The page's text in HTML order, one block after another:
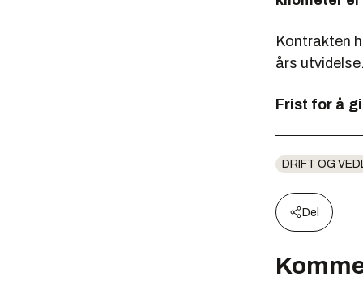
Kontrakten
års
Frist for å
DRIFT OG
Del